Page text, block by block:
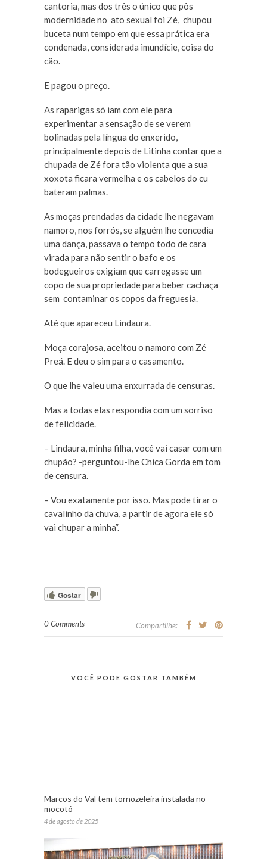
cantoria, mas dos três o único que pôs
modernidade no ato sexual foi Zé, chupou
buceta num tempo em que essa prática era
condenada, considerada imundície, coisa do
cão.
E pagou o preço.
As raparigas só iam com ele para
experimentar a sensação de se verem
bolinadas pela língua do enxerido,
principalmente depois de Litinha contar que a
chupada de Zé fora tão violenta que a sua
xoxota ficara vermelha e os cabelos do cu
bateram palmas.
As moças prendadas da cidade lhe negavam
namoro, nos forrós, se alguém lhe concedia
uma dança, passava o tempo todo de cara
virada para não sentir o bafo e os
bodegueiros exigiam que carregasse um
copo de sua propriedade para beber cachaça
sem contaminar os copos da freguesia.
Até que apareceu Lindaura.
Moça corajosa, aceitou o namoro com Zé
Preá. E deu o sim para o casamento.
O que lhe valeu uma enxurrada de censuras.
Mas a todas elas respondia com um sorriso
de felicidade.
– Lindaura, minha filha, você vai casar com um
chupão? -perguntou-lhe Chica Gorda em tom
de censura.
– Vou exatamente por isso. Mas pode tirar o
cavalinho da chuva, a partir de agora ele só
vai chupar a minha”.
Gostar
0 Comments Compartilhe:
VOCÊ PODE GOSTAR TAMBÉM
Marcos do Val tem tornozeleira instalada no
mocotó
4 de agosto de 2025